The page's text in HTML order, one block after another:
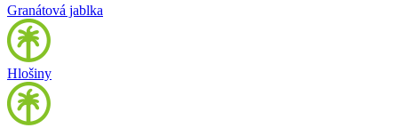
Granátová jablka
Hlošiny